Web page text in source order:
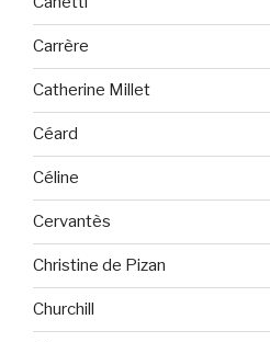
Carrère
Catherine Millet
Céard
Céline
Cervantès
Christine de Pizan
Churchill